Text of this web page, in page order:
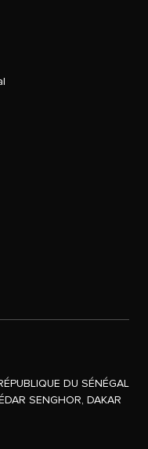
DU SÉNÉGAL
SENGHOR, DAKAR